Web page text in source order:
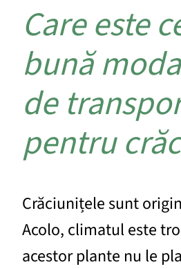
Care este
bună
de
pentru
Crăciunițele sunt
Acolo, climatul este
acestor plante nu le